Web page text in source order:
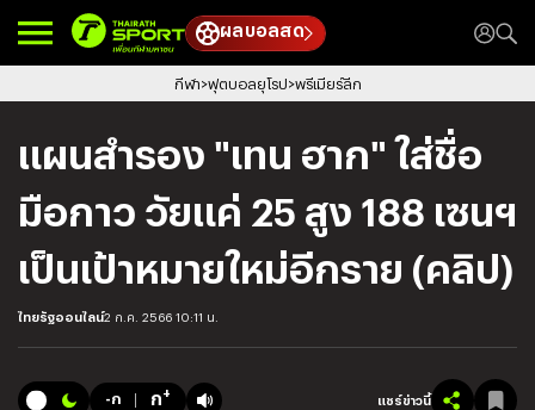
ผลบอลสด
กีฬา ฟุตบอลยุโรป พรีเมียร์ลีก
แผนสำรอง "เทน ฮาก" ใส่ชื่อ
มือกาว วัยแค่ 25 สูง 188 เซนฯ
เป็นเป้าหมายใหม่อีกราย (คลิป)
ไทยรัฐออนไลน์2 ก.ค. 2566 10:11 น.
-ก ก+ แชร์ข่าวนี้